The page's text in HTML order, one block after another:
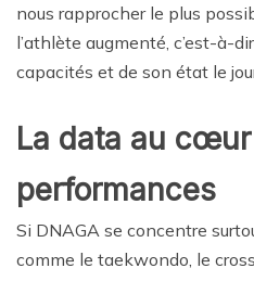
nous rapprocher le plus
l’athlète augmenté, c’est-à-
capacités et de son état le
La data au
performances
Si DNAGA se concentre
comme le taekwondo, le